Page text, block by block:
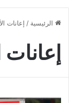
الرئيسية / إعانات
إعانات